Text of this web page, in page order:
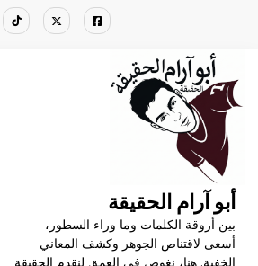
أبو آرام الحقيقة
بين أروقة الكلمات وما وراء السطور،
أسعى لاقتناص الجوهر وكشف المعاني